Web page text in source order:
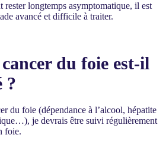
longtemps asymptomatique, il est
avancé et difficile à traiter.
du foie est-il
?
du foie (dépendance à l’alcool, hépatite
je devrais être suivi régulièrement
foie.